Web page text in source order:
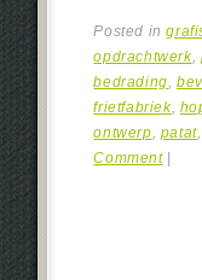
Posted in
opdrachtwerk,
bedrading,
frietfabriek,
ontwerp, patat
Comment